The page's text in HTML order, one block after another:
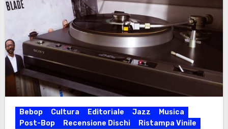
Bebop Cultura Editoriale Jazz
Musica
Post-Bop
Recensione Dischi Ristampa Vinile